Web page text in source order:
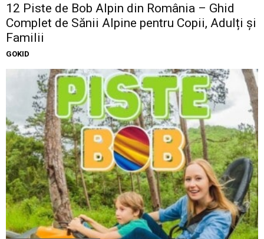
12 Piste de Bob Alpin din România – Ghid
Complet de Sănii Alpine pentru Copii, Adulți și
Familii
GOKID